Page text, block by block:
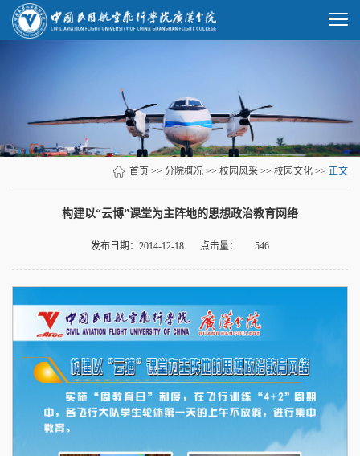
首页 >> 分院概况 >> 校园风采 >> 校园文化 >> 正文
构建以“云博”课堂为主阵地的思想政治教育网络
发布日期：2014-12-18 点击量： 546